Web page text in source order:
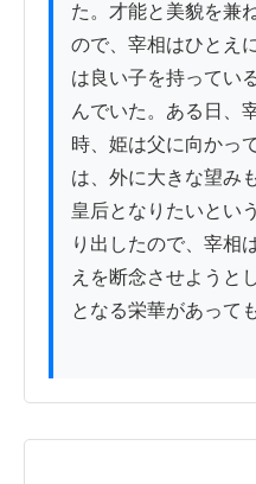
た。才能と美貌を兼
ので、宰相はひとえ
は良い子を持ってい
んでいた。ある日、
時、姫は父に向かっ
は、外に大きな望み
皇后となりたいとい
り出したので、宰相
えを断念させようと
となる栄華があって